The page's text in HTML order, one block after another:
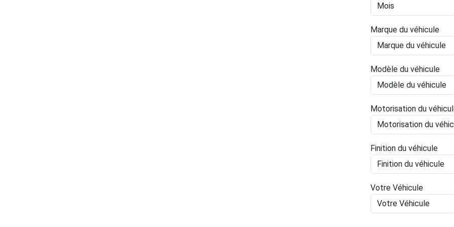
Marque du véhicule
Modèle du véhicule
Motorisation du
Finition du véhicule
Votre Véhicule